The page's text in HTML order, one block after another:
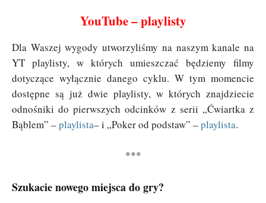
YouTube – playlisty
Dla Waszej wygody utworzyliśmy na naszym kanale na
YT playlisty, w których umieszczać będziemy filmy
dotyczące wyłącznie danego cyklu. W tym momencie
dostępne są już dwie playlisty, w których znajdziecie
odnośniki do pierwszych odcinków z serii „Ćwiartka z
Bąblem” –playlista– i „Poker od podstaw” –playlista.
***
Szukacie nowego miejsca do gry?